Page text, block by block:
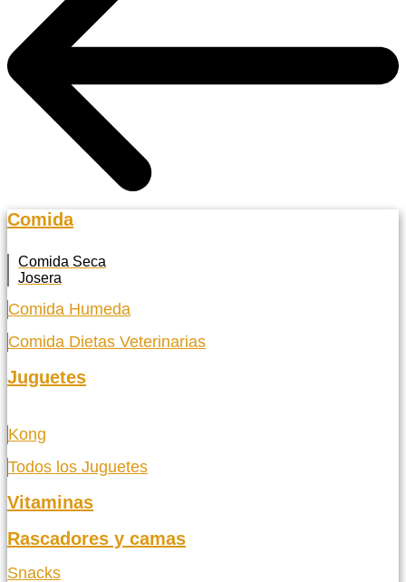
Comida
Comida Seca
Josera
Comida Humeda
Comida Dietas Veterinarias
Juguetes
Kong
Todos los Juguetes
Vitaminas
Rascadores y camas
Snacks